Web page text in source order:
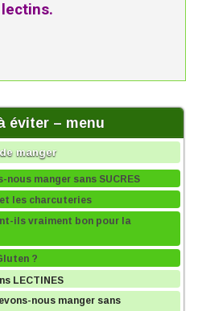
éviter – menu
manger
nous manger sans SUCRES
les charcuteries
ils vraiment bon pour la
?
LECTINES
nous manger sans